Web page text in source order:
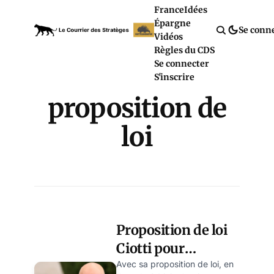
FranceIdées
Épargne
Vidéos
Règles du CDS
Se connecter
S'inscrire
Se
proposition de
loi
Proposition de loi
Ciotti pour
défiscaliser le PEA :
Avec sa proposition de loi, en